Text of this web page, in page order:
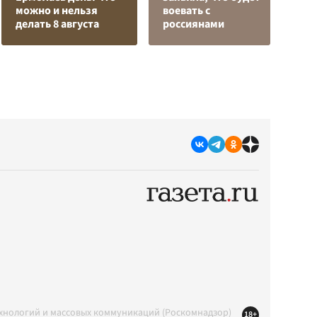
можно и нельзя
делать 8 августа
воевать с
россиянами
и массовых коммуникаций (Роскомнадзор) 18+